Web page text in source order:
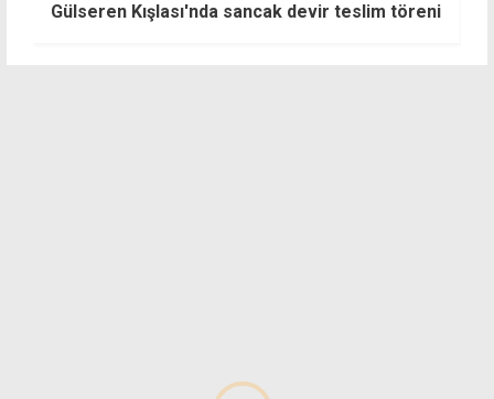
Gülseren Kışlası'nda sancak devir teslim töreni